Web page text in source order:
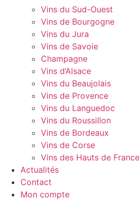
Vins du Sud-Ouest
Vins de Bourgogne
Vins du Jura
Vins de Savoie
Champagne
Vins d’Alsace
Vins du Beaujolais
Vins de Provence
Vins du Languedoc
Vins du Roussillon
Vins de Bordeaux
Vins de Corse
Vins des Hauts de France
Actualités
Contact
Mon compte